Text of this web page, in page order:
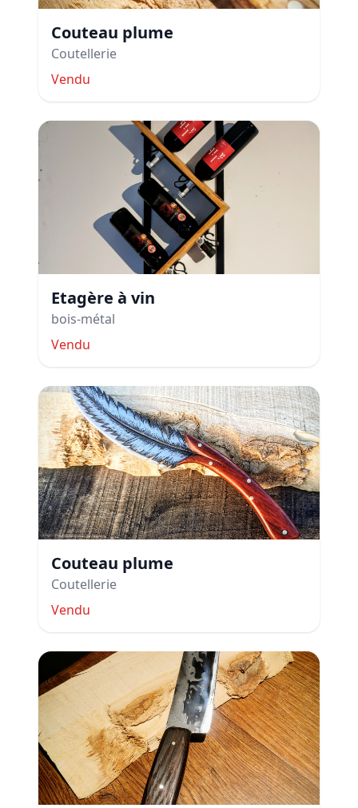
Couteau plume
Coutellerie
Vendu
Etagère à vin
bois-métal
Vendu
Couteau plume
Coutellerie
Vendu